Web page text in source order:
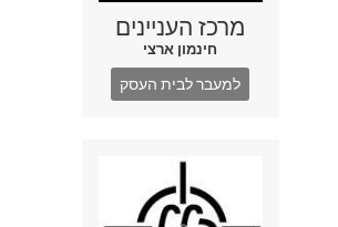
מרכז העניינים
חינמון ארצי
למעבר לבית העסק